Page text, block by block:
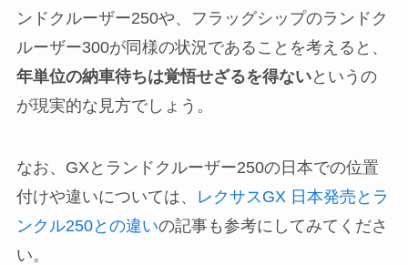
ンドクルーザー250や、フラッグシップのランドク
ルーザー300が同様の状況であることを考えると、
年単位の納車待ちは覚悟せざるを得ないというの
が現実的な見方でしょう。
なお、GXとランドクルーザー250の日本での位置
付けや違いについては、
レクサスGX 日本発売とラ
ンクル250との違いの記事も参考にしてみてくださ
い。